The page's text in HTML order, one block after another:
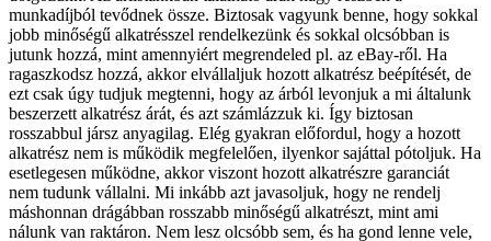
munkadíjból tevődnek össze. Biztosak vagyunk benne, hogy sokkal
jobb minőségű alkatrésszel rendelkezünk és sokkal olcsóbban is
jutunk hozzá, mint amennyiért megrendeled pl. az eBay-ről. Ha
ragaszkodsz hozzá, akkor elvállaljuk hozott alkatrész beépítését, de
ezt csak úgy tudjuk megtenni, hogy az árból levonjuk a mi általunk
beszerzett alkatrész árát, és azt számlázzuk ki. Így biztosan
rosszabbul jársz anyagilag. Elég gyakran előfordul, hogy a hozott
alkatrész nem is működik megfelelően, ilyenkor sajáttal pótoljuk. Ha
esetlegesen működne, akkor viszont hozott alkatrészre garanciát
nem tudunk vállalni. Mi inkább azt javasoljuk, hogy ne rendelj
máshonnan drágábban rosszabb minőségű alkatrészt, mint ami
nálunk van raktáron. Nem lesz olcsóbb sem, és ha gond lenne vele,